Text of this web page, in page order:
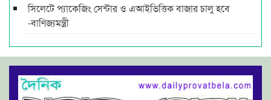
সিলেটে প্যাকেজিং সেন্টার ও এআইভিত্তিক বাজার চালু হবে
-বাণিজ্যমন্ত্রী